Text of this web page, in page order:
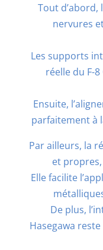
Tout
nervures
Les supports
réelle du F-
Ensuite,
parfaitement à
Par ailleurs, la
et
Elle facilite
De plus,
Hasegawa